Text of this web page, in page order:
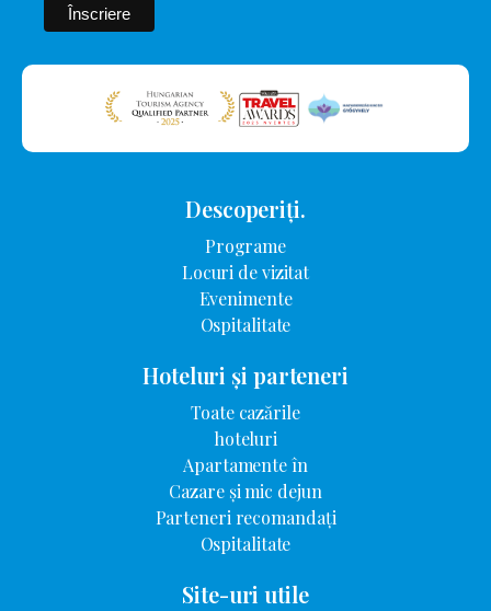
Descoperiți.
Programe
Locuri de vizitat
Evenimente
Ospitalitate
Hoteluri și parteneri
Toate cazările
hoteluri
Apartamente în
Cazare și mic dejun
Parteneri recomandați
Ospitalitate
Site-uri utile